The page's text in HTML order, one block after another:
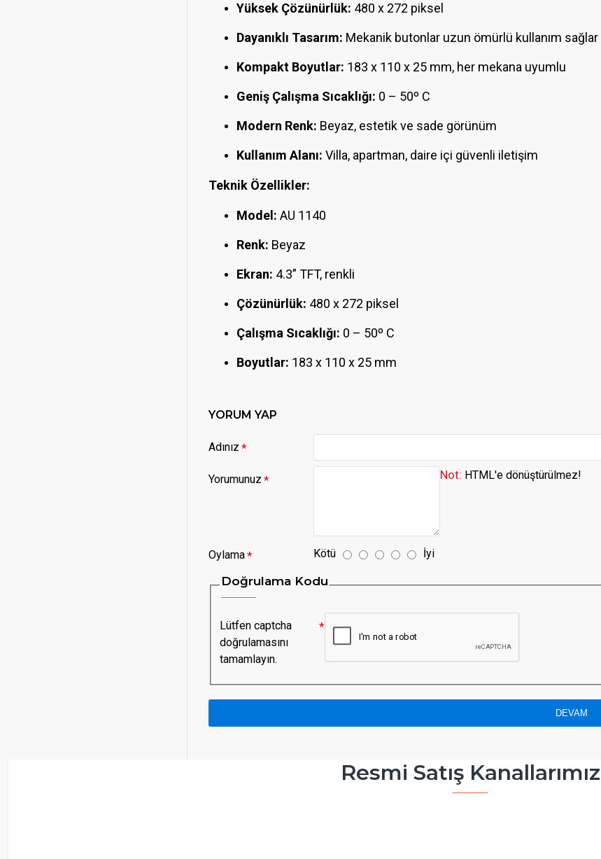
Yüksek Çözünürlük: 480 x 272 piksel
Dayanıklı Tasarım: Mekanik butonlar uzun ömürlü kullanım sağlar
Kompakt Boyutlar: 183 x 110 x 25 mm, her mekana uyumlu
Geniş Çalışma Sıcaklığı: 0 – 50º C
Modern Renk: Beyaz, estetik ve sade görünüm
Kullanım Alanı: Villa, apartman, daire içi güvenli iletişim
Teknik Özellikler:
Model: AU 1140
Renk: Beyaz
Ekran: 4.3” TFT, renkli
Çözünürlük: 480 x 272 piksel
Çalışma Sıcaklığı: 0 – 50º C
Boyutlar: 183 x 110 x 25 mm
YORUM YAP
Adınız
Yorumunuz Not: HTML'e dönüştürülmez!
Oylama Kötü İyi
Doğrulama Kodu
Lütfen captcha
doğrulamasını
tamamlayın.
DEVAM
Resmi Satış Kanallarımız